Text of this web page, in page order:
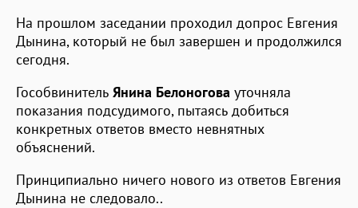
На прошлом заседании проходил допрос Евгения
Дынина, который не был завершен и продолжился
сегодня.
Гособвинитель Янина Белоногова уточняла
показания подсудимого, пытаясь добиться
конкретных ответов вместо невнятных
объяснений.
Принципиально ничего нового из ответов Евгения
Дынина не следовало..